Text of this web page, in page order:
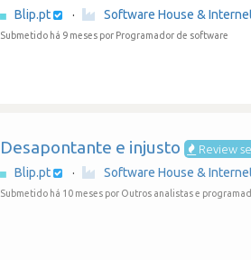
Blip.pt · Software House &
Submetido há 9 meses por Programador de software
Desapontante e injusto Review
Blip.pt · Software House &
Submetido há 10 meses por Outros analistas e